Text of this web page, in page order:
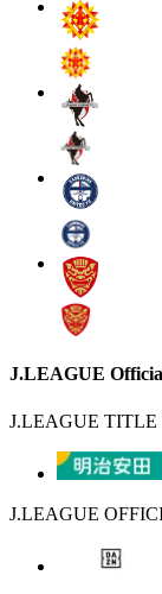
J.LEAGUE
J.LEAGUE TITLE
J.LEAGUE